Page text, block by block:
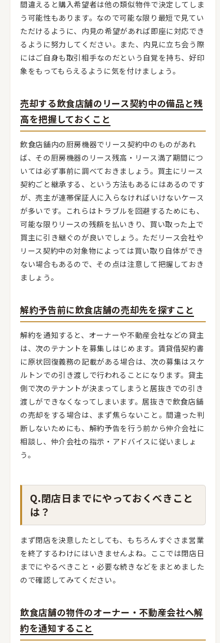
間違えると購入希望者は他の類似物件で決定してしま
う可能性もあります。なので可能な限り最短で見てい
ただけるように、内見の希望があれば即座に対応でき
るように努力してください。また、内見に立ち会う際
にはご自身も取引相手なのだという自覚を持ち、好印
象をもってもらえるように気を付けましょう。
売却する飲食店舗のリース契約中の備品と残
高を把握しておくこと
飲食店舗内の厨房機器でリース契約中のものがあれ
ば、その厨房機器のリース残高・リース満了期間につ
いては必ず事前に調べておきましょう。買主にリース
契約ごと継承する、という方法もあるにはあるのです
が、売主が連帯保証人に入らなければいけないケース
が多いです。これらはトラブルを回避するためにも、
可能な限りリースの残額を払いきり、買い取った上で
買主に引き継ぐのが良いでしょう。ただリース会社や
リース契約中の対象物によっては買い取り自体ができ
ない場合もあるので、その点は注意して把握しておき
ましょう。
解約予告前に飲食店舗の売却先を探すこと
解約を通知すると、オーナーや不動産会社などの貸主
は、次のテナントを募集しはじめます。賃貸借契約書
に原状回復義務の記載がある場合は、次の募集はスケ
ルトンでの引き渡しで行われることになります。貸主
側で次のテナントが決まってしまうと居抜きでの引き
渡しができなくなってしまいます。居抜きで飲食店舗
の売却をする場合は、まず焦らないこと。間違った判
断しないためにも、解約予告を行う前から仲介会社に
相談し、仲介会社の指示・アドバイスに従いましょ
う。
Q.閉店日までにやっておくべきこと
は？
まず閉店を決意したとしても、もちろんすぐさま営業
を終了するわけにはいきませんよね。ここでは閉店日
までにやるべきこと・必要な続きなどをまとめました
ので確認してみてください。
飲食店舗の物件のオーナー・不動産会社へ解
約を通知すること